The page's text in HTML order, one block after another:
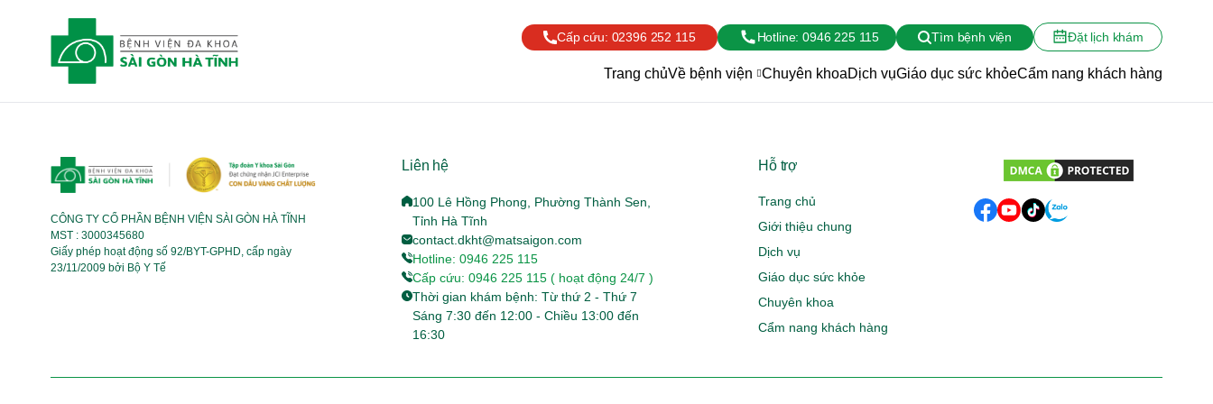
Cấp cứu: 02396 252 115 Hotline: 0946 225 115 Tìm bệnh viện Đặt lịch khám
Trang chủVề bệnh viện Chuyên khoaDịch vụGiáo dục sức khỏeCẩm nang khách hàng
CÔNG TY CỔ PHẦN BỆNH VIỆN SÀI GÒN HÀ TĨNH
MST : 3000345680
Giấy phép hoạt động số 92/BYT-GPHD, cấp ngày
23/11/2009 bởi Bộ Y Tế
Liên hệ
100 Lê Hồng Phong, Phường Thành Sen,
Tỉnh Hà Tĩnh
contact.dkht@matsaigon.com
Hotline: 0946 225 115
Cấp cứu: 0946 225 115 ( hoạt động 24/7 )
Thời gian khám bệnh: Từ thứ 2 - Thứ 7
Sáng 7:30 đến 12:00 - Chiều 13:00 đến
16:30
Hỗ trợ
Trang chủ
Giới thiệu chung
Dịch vụ
Giáo dục sức khỏe
Chuyên khoa
Cẩm nang khách hàng